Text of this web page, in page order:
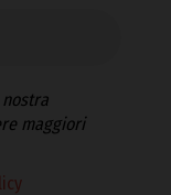
maggiori